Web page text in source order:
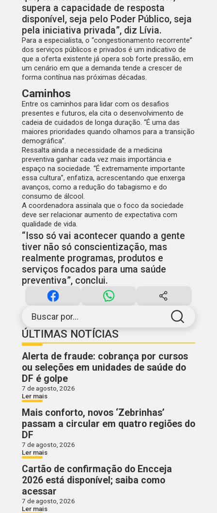
Buscar por...
ÚLTIMAS NOTÍCIAS
Alerta de fraude: cobrança por cursos
ou seleções em unidades de saúde do
DF é golpe
7 de agosto, 2026
Ler mais
Mais conforto, novos ‘Zebrinhas’
passam a circular em quatro regiões do
DF
7 de agosto, 2026
Ler mais
Cartão de confirmação do Encceja
2026 está disponível; saiba como
acessar
7 de agosto, 2026
Ler mais
supera a capacidade de resposta
disponível, seja pelo Poder Público, seja
pela iniciativa privada”, diz Lívia.
Para a especialista, o “congestionamento recorrente”
dos serviços públicos e privados é um indicativo de
que a oferta existente já opera sob forte pressão, em
um cenário em que a demanda tende a crescer de
forma contínua nas próximas décadas.
Caminhos
Entre os caminhos para lidar com os desafios
presentes e futuros, ela cita o desenvolvimento de
cadeia de cuidados de longa duração. “É uma das
maiores prioridades quando olhamos para a transição
demográfica”.
Ressalta ainda a necessidade de a medicina
preventiva ganhar cada vez mais importância e
espaço na sociedade. “É extremamente importante
essa cultura”, enfatiza, acrescentando que enxerga
avanços, como a redução do tabagismo e do
consumo de álcool.
A coordenadora assinala que o foco da sociedade
deve ser relacionar aumento de expectativa com
qualidade de vida.
“Isso só vai acontecer quando a gente
tiver não só conscientização, mas
realmente programas, produtos e
serviços focados para uma saúde
preventiva”, conclui.